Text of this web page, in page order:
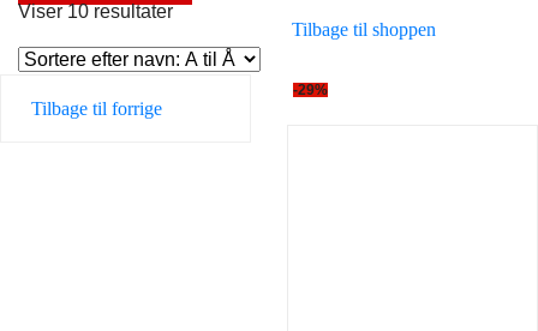
Tilbage til shoppen
Viser 10 resultater
Tilbage til forrige
-29%